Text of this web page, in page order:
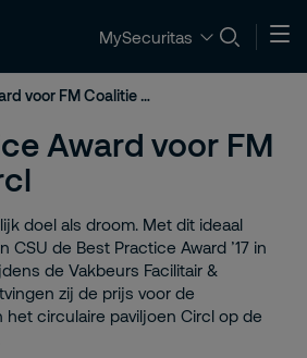
MySecuritas
Best Practice Award voor FM Coalitie Circl
Award voor FM
doel als droom. Met dit ideaal
CSU de Best Practice Award ’17 in
de Vakbeurs Facilitair &
zij de prijs voor de
circulaire paviljoen Circl op de